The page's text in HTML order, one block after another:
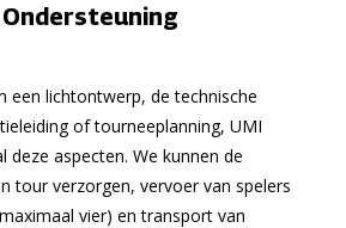
een lichtontwerp, de technische
of tourneeplanning, UMI
deze aspecten. We kunnen de
tour verzorgen, vervoer van spelers
vier) en transport van